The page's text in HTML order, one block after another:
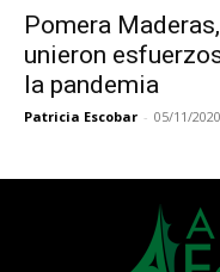
Pomera
unieron
la pandemia
Patricia Escobar - 05/11/2020